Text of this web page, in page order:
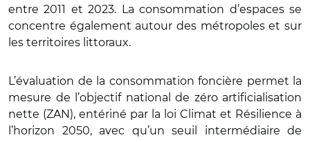
entre 2011 et 2023. La consommation d’espaces se
concentre également autour des métropoles et sur
les territoires littoraux.
L’évaluation de la consommation foncière permet la
mesure de l’objectif national de zéro artificialisation
nette (ZAN), entériné par la loi Climat et Résilience à
l’horizon 2050, avec qu’un seuil intermédiaire de